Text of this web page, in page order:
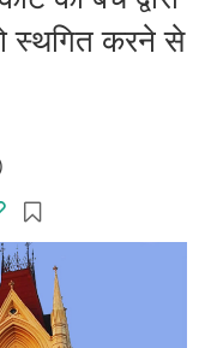
स्थगित करने से